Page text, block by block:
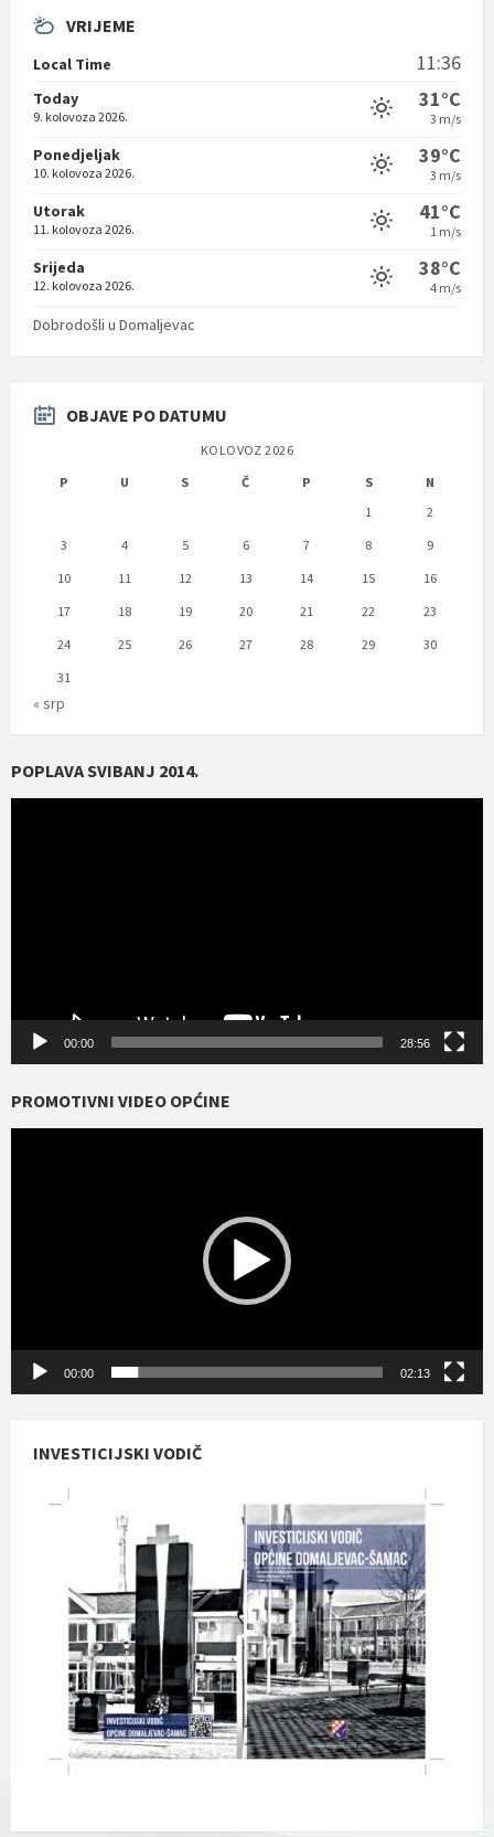
VRIJEME
Local Time 11:36
Today
9. kolovoza 2026.
31°C
3 m/s
Ponedjeljak
10. kolovoza 2026.
39°C
3 m/s
Utorak
11. kolovoza 2026.
41°C
1 m/s
Srijeda
12. kolovoza 2026.
38°C
4 m/s
Dobrodošli u Domaljevac
OBJAVE PO DATUMU
KOLOVOZ 2026
P
U S Č P S
N
1
2
3
4 5 6 7 8
9
10
11 12 13 14 15
16
17
18 19 20 21 22
23
24
25 26 27 28 29
30
31
« srp
POPLAVA SVIBANJ 2014.
00:00 28:56
PROMOTIVNI VIDEO OPĆINE
00:00 02:13
INVESTICIJSKI VODIČ